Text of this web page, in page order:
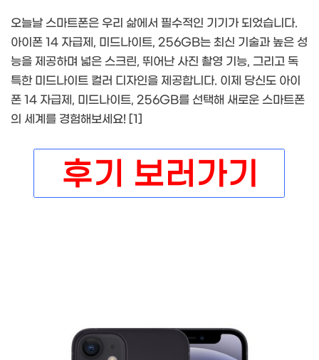
오늘날 스마트폰은 우리 삶에서 필수적인 기기가 되었습니다.
아이폰 14 자급제, 미드나이트, 256GB는 최신 기술과 높은 성
능을 제공하며 넓은 스크린, 뛰어난 사진 촬영 기능, 그리고 독
특한 미드나이트 컬러 디자인을 제공합니다. 이제 당신도 아이
폰 14 자급제, 미드나이트, 256GB를 선택해 새로운 스마트폰
의 세계를 경험해보세요! [1]